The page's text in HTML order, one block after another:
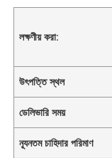
লক্ষণীয় করা:
উৎপত্তি স্থল
ডেলিভারি সময়
ন্যূনতম চাহিদার পরিমাণ